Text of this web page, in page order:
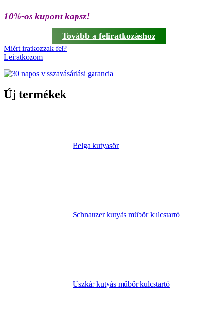
10%-os kupont kapsz!
Tovább a feliratkozáshoz
Miért iratkozzak fel?
Leiratkozom
Új termékek
Belga kutyasör
Schnauzer kutyás műbőr kulcstartó
Uszkár kutyás műbőr kulcstartó